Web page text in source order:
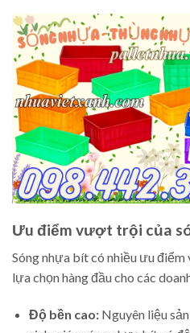
Ưu điểm vượt trội của
Sóng nhựa bít có nhiều ưu
lựa chọn hàng đầu cho các
Độ bền cao:Nguyên liệu